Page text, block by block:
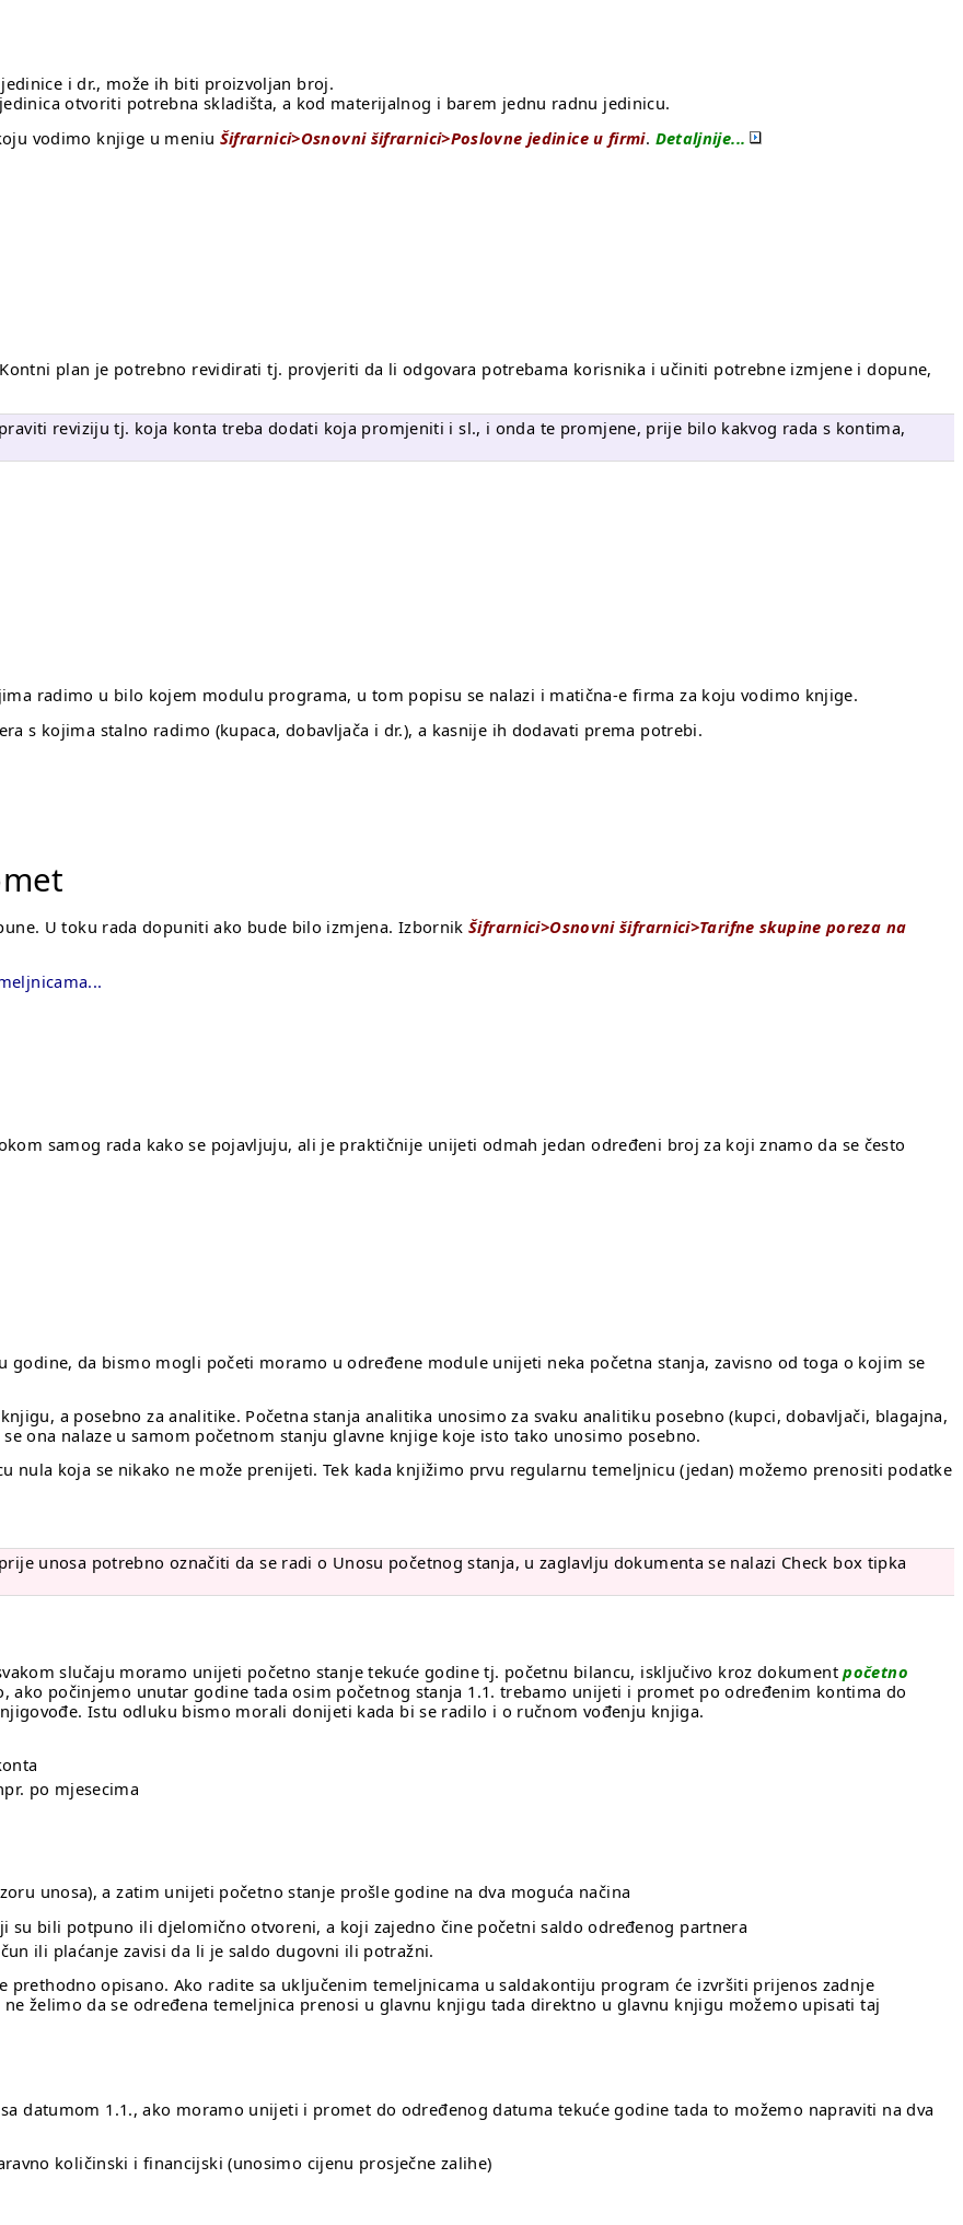
i dr., može ih biti proizvoljan broj.
otvoriti potrebna skladišta, a kod materijalnog i barem jednu radnu jedinicu.
vodimo knjige u meniu Šifrarnici>Osnovni šifrarnici>Poslovne jedinice u firmi. Detaljnije...
plan je potrebno revidirati tj. provjeriti da li odgovara potrebama korisnika i učiniti potrebne izmjene i dopune,
reviziju tj. koja konta treba dodati koja promjeniti i sl., i onda te promjene, prije bilo kakvog rada s kontima,
radimo u bilo kojem modulu programa, u tom popisu se nalazi i matična-e firma za koju vodimo knjige.
s kojima stalno radimo (kupaca, dobavljača i dr.), a kasnije ih dodavati prema potrebi.
U toku rada dopuniti ako bude bilo izmjena. IzbornikŠifrarnici>Osnovni šifrarnici>Tarifne skupine poreza na
samog rada kako se pojavljuju, ali je praktičnije unijeti odmah jedan određeni broj za koji znamo da se često
da bismo mogli početi moramo u određene module unijeti neka početna stanja, zavisno od toga o kojim se
a posebno za analitike. Početna stanja analitika unosimo za svaku analitiku posebno (kupci, dobavljači, blagajna,
ona nalaze u samom početnom stanju glavne knjige koje isto tako unosimo posebno.
nula koja se nikako ne može prenijeti. Tek kada knjižimo prvu regularnu temeljnicu (jedan) možemo prenositi podatke
unosa potrebno označiti da se radi o Unosu početnog stanja, u zaglavlju dokumenta se nalazi Check box tipka
slučaju moramo unijeti početno stanje tekuće godine tj. početnu bilancu, isključivo kroz dokumentpočetno
ako počinjemo unutar godine tada osim početnog stanja 1.1. trebamo unijeti i promet po određenim kontima do
Istu odluku bismo morali donijeti kada bi se radilo i o ručnom vođenju knjiga.
po mjesecima
unosa), a zatim unijeti početno stanje prošle godine na dva moguća načina
su bili potpuno ili djelomično otvoreni, a koji zajedno čine početni saldo određenog partnera
ili plaćanje zavisi da li je saldo dugovni ili potražni.
prethodno opisano. Ako radite sa uključenim temeljnicama u saldakontiju program će izvršiti prijenos zadnje
želimo da se određena temeljnica prenosi u glavnu knjigu tada direktno u glavnu knjigu možemo upisati taj
datumom 1.1., ako moramo unijeti i promet do određenog datuma tekuće godine tada to možemo napraviti na dva
količinski i financijski (unosimo cijenu prosječne zalihe)